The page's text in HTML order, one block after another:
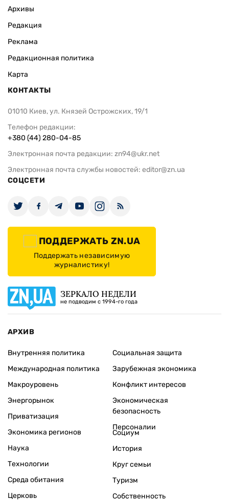
Архивы
Редакция
Реклама
Редакционная политика
Карта
КОНТАКТЫ
01010 Киев, ул. Князей Острожских, 19/1
Телефон редакции:
+380 (44) 280-04-85
Электронная почта редакции: zn94@ukr.net
Электронная почта службы новостей: editor@zn.ua
СОЦСЕТИ
ПОДДЕРЖАТЬ ZN.UA
Поддержать независимую
журналистику!
ЗЕРКАЛО НЕДЕЛИ
не подводим с 1994-го года
АРХИВ
Внутренняя политика
Международная политика
Макроуровень
Энергорынок
Приватизация
Экономика регионов
Социальная защита
Зарубежная экономика
Конфликт интересов
Экономическая
безопасность
Персоналии
Наука
Технологии
Среда обитания
Церковь
Социум
История
Круг семьи
Туризм
Собственность